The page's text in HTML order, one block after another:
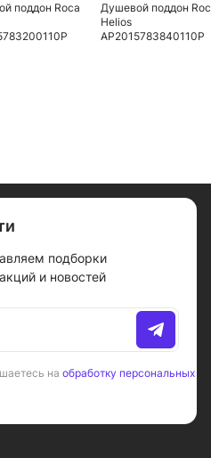
поддон Roca
Душевой поддон
Helios
AP2015783840110P
подборки
и новостей
на обработку персональных